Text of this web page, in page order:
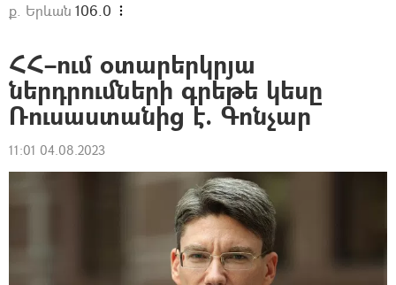
ք. Երևան 106.0
ՀՀ–ում օտարերկրյա
ներդրումների գրեթե կեսը
Ռուսաստանից է. Գոնչար
11:01 04.08.2023